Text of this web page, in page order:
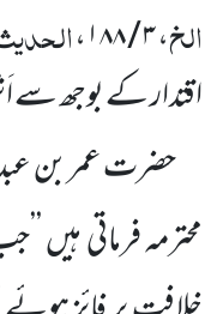
الخ، ۳ / ۱۸۸،
اقتدار کے بوجھ سے
حضرت عمر بن عبد
محترمہ فرماتی ہیں